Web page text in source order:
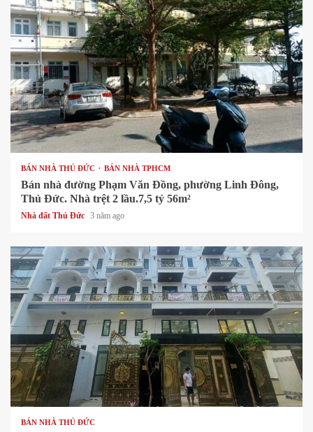
1 min read
BÁN NHÀ THỦ ĐỨC BÁN NHÀ TPHCM
Bán nhà đường Phạm Văn Đồng, phường Linh Đông,
Thủ Đức. Nhà trệt 2 lầu.7,5 tỷ 56m²
Nhà đất Thủ Đức 3 năm ago
1 min read
BÁN NHÀ THỦ ĐỨC